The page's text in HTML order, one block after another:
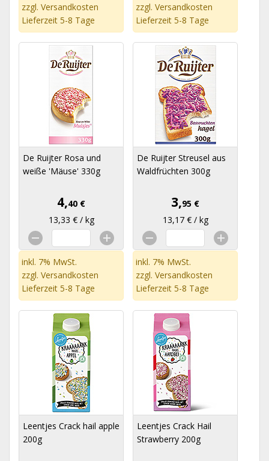
zzgl. Versandkosten
Lieferzeit 5-8 Tage
zzgl. Versandkosten
Lieferzeit 5-8 Tage
De Ruijter Rosa und
weiße 'Mäuse' 330g
4,40 €
13,33 € / kg
inkl. 7% MwSt.
zzgl. Versandkosten
Lieferzeit 5-8 Tage
De Ruijter Streusel aus
Waldfrüchten 300g
3,95 €
13,17 € / kg
inkl. 7% MwSt.
zzgl. Versandkosten
Lieferzeit 5-8 Tage
Leentjes Crack hail apple
200g
Leentjes Crack Hail
Strawberry 200g